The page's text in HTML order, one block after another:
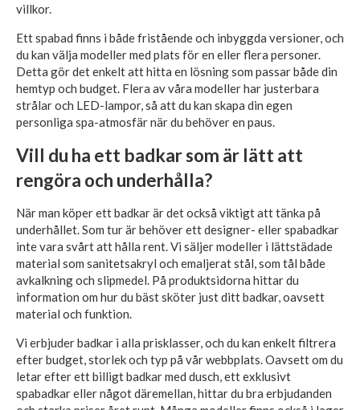
villkor.
Ett spabad finns i både fristående och inbyggda versioner, och
du kan välja modeller med plats för en eller flera personer.
Detta gör det enkelt att hitta en lösning som passar både din
hemtyp och budget. Flera av våra modeller har justerbara
strålar och LED-lampor, så att du kan skapa din egen
personliga spa-atmosfär när du behöver en paus.
Vill du ha ett badkar som är lätt att
rengöra och underhålla?
När man köper ett badkar är det också viktigt att tänka på
underhållet. Som tur är behöver ett designer- eller spabadkar
inte vara svårt att hålla rent. Vi säljer modeller i lättstädade
material som sanitetsakryl och emaljerat stål, som tål både
avkalkning och slipmedel. På produktsidorna hittar du
information om hur du bäst sköter just ditt badkar, oavsett
material och funktion.
Vi erbjuder badkar i alla prisklasser, och du kan enkelt filtrera
efter budget, storlek och typ på vår webbplats. Oavsett om du
letar efter ett billigt badkar med dusch, ett exklusivt
spabadkar eller något däremellan, hittar du bra erbjudanden